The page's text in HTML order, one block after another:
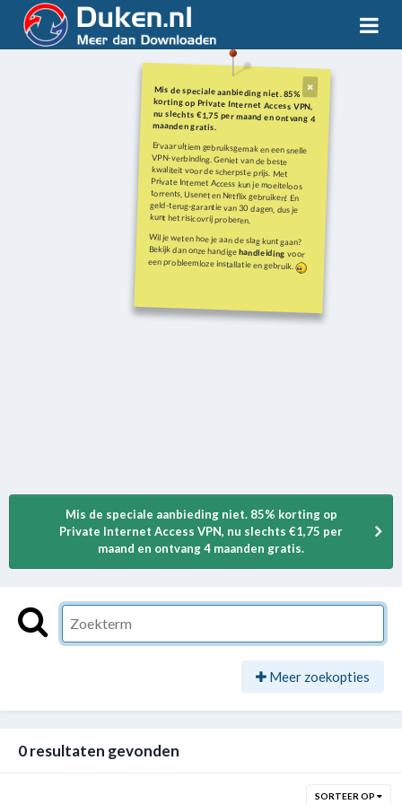
Mis de speciale aanbieding niet. 85%
korting op Private Internet Access VPN,
nu slechts €1,75 per maand en ontvang 4
maanden gratis.
Ervaar ultiem gebruiksgemak en een snelle
VPN-verbinding. Geniet van de beste
kwaliteit voor de scherpste prijs. Met
Private Internet Access kun je moeiteloos
torrents, Usenet en Netflix gebruiken! En
geld-terug-garantie van 30 dagen, dus je
kunt het risicovrij proberen.
Wil je weten hoe je aan de slag kunt gaan?
Bekijk dan onze handigehandleiding voor
een probleemloze installatie en gebruik.
Mis de speciale aanbieding niet. 85% korting op
Private Internet Access VPN, nu slechts €1,75 per
maand en ontvang 4 maanden gratis.
Meer zoekopties
0 resultaten gevonden
SORTEER OP